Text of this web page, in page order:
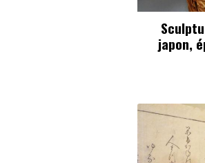
japon,